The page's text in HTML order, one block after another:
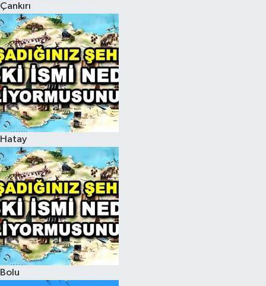
Çankırı
Hatay
Bolu